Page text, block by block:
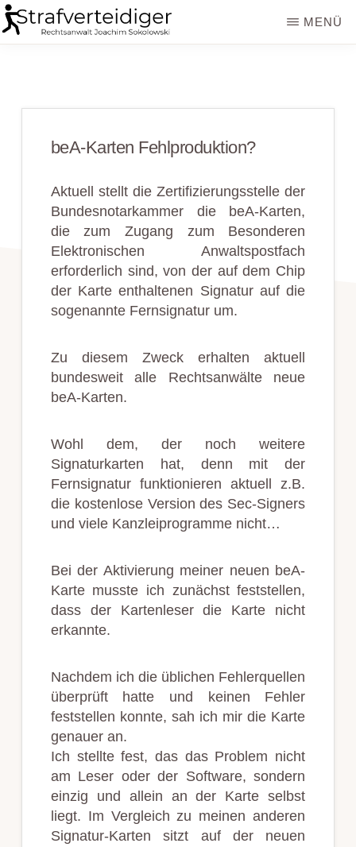
Zum
Inhalt
Zur
Seitenspalte
STRAFVERTEIDIGER
Sokolowski
MENÜ
beA-Karten Fehlproduktion?
Aktuell stellt die Zertifizierungsstelle der
Bundesnotarkammer die beA-Karten,
die zum Zugang zum Besonderen
Elektronischen Anwaltspostfach
erforderlich sind, von der auf dem Chip
der Karte enthaltenen Signatur auf die
sogenannte Fernsignatur um.
Zu diesem Zweck erhalten aktuell
bundesweit alle Rechtsanwälte neue
beA-Karten.
Wohl dem, der noch weitere
Signaturkarten hat, denn mit der
Fernsignatur funktionieren aktuell z.B.
die kostenlose Version des Sec-Signers
und viele Kanzleiprogramme nicht…
Bei der Aktivierung meiner neuen beA-
Karte musste ich zunächst feststellen,
dass der Kartenleser die Karte nicht
erkannte.
Nachdem ich die üblichen Fehlerquellen
überprüft hatte und keinen Fehler
feststellen konnte, sah ich mir die Karte
genauer an.
Ich stellte fest, das das Problem nicht
am Leser oder der Software, sondern
einzig und allein an der Karte selbst
liegt. Im Vergleich zu meinen anderen
Signatur-Karten sitzt auf der neuen